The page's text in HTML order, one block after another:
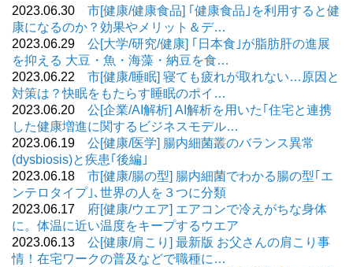
2023.06.30 市[健康/健康食品] ｢健康食品｣を利用すると健
康になるのか？効果やメリット＆デ…
2023.06.29 公[大学/研究/健康] ｢日本食｣が脂肪肝の進展
を抑える 大豆・魚・海藻・納豆を食…
2023.06.22 市[健康/睡眠] 寝ても疲れが取れない…原因と
対策は？快眠をもたらす睡眠のポイ…
2023.06.20 公[企業/AI解析] AI解析を用いた｢住宅と連携
した健康増進に関するビジネスモデル…
2023.06.19 公[健康/医学] 腸内細菌叢のバランス異常
(dysbiosis)と疾患｢後編｣
2023.06.18 市[健康/腸の型] 腸内細菌でわかる腸の型｢エ
ンテロタイプ｣､世界の人を３つに分類
2023.06.17
府[健康/ウエア] エアコンで冷えがちな身体
に。体温に近い温度をキープするウエア
2023.06.13 公[健康/肩こり] 最新版 お父さんの肩こり事
情！在宅ワークの普及などで職種に…